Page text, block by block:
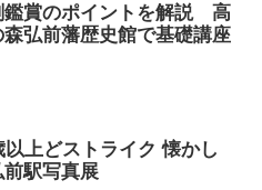
鑑賞のポイントを解説 高
森弘前藩歴史館で基礎講座
以上どストライク 懐かし
前駅写真展